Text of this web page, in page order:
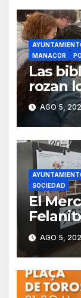
MANACOR
Las
rozan
AGO 5,
SOCIEDAD
El
diseño
AGO 5,